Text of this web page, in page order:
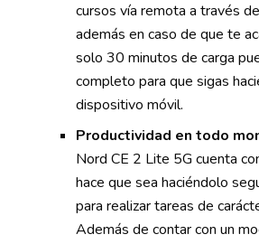
cursos vía remota a través
además en caso de que te
solo 30 minutos de carga
completo para que sigas
dispositivo móvil.
Productividad en todo
Nord CE 2 Lite 5G cuenta
hace que sea haciéndolo
para realizar tareas de
Además de contar con un